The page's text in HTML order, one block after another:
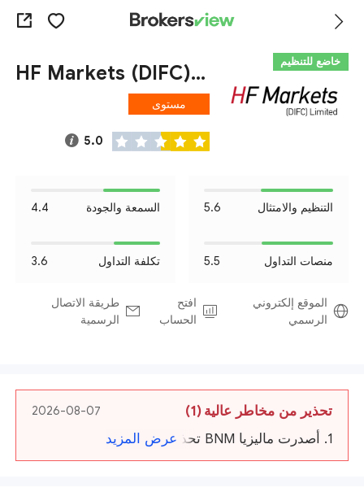
خاضع للتنظيم HF Markets (DIFC) Ltd
مستوى
5.0
التنظيم والامتثال 5.6 السمعة والجودة 4.4
منصات التداول 5.5 تكلفة التداول 3.6
الموقع إلكتروني
الرسمي
افتح
الحساب
طريقة الاتصال
الرسمية
تحذير من مخاطر عالية(1)
2026-08-07
1. أصدرت ماليزيا BNM تحذيرا ضد HFM. عرض المزيد